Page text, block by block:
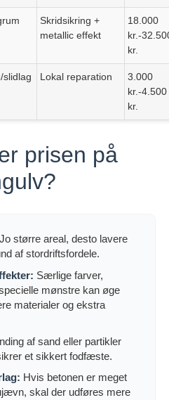
Skridsikring +
metallic effekt
18.000
kr.-
kr.
slidlag Lokal reparation
3.000
kr.-4.500
kr.
prisen på
Jo større areal, desto lavere
af stordriftsfordele.
Særlige farver,
mønstre kan øge
materialer og ekstra
af sand eller partikler
et sikkert fodfæste.
Hvis betonen er meget
skal der udføres mere